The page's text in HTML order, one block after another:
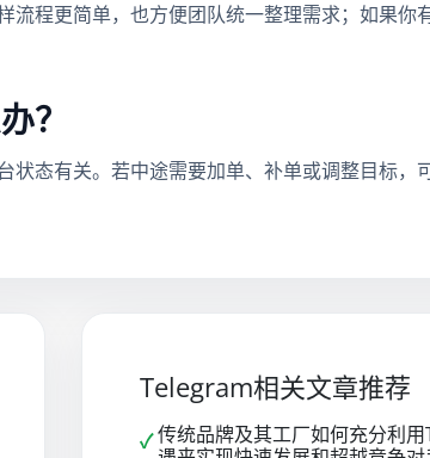
程更简单，也方便团队统一整理需求；如果你
？
态有关。若中途需要加单、补单或调整目标，
Telegram相关文章推荐
✓ 传统品牌及其工厂如何充分利